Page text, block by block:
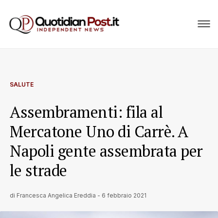
SALUTE
Assembramenti: fila al
Mercatone Uno di Carrè. A
Napoli gente assembrata per
le strade
di Francesca Angelica Ereddia - 6 febbraio 2021